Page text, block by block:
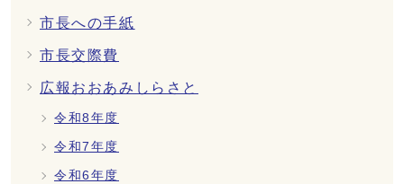
市長への手紙
市長交際費
広報おおあみしらさと
令和8年度
令和7年度
令和6年度